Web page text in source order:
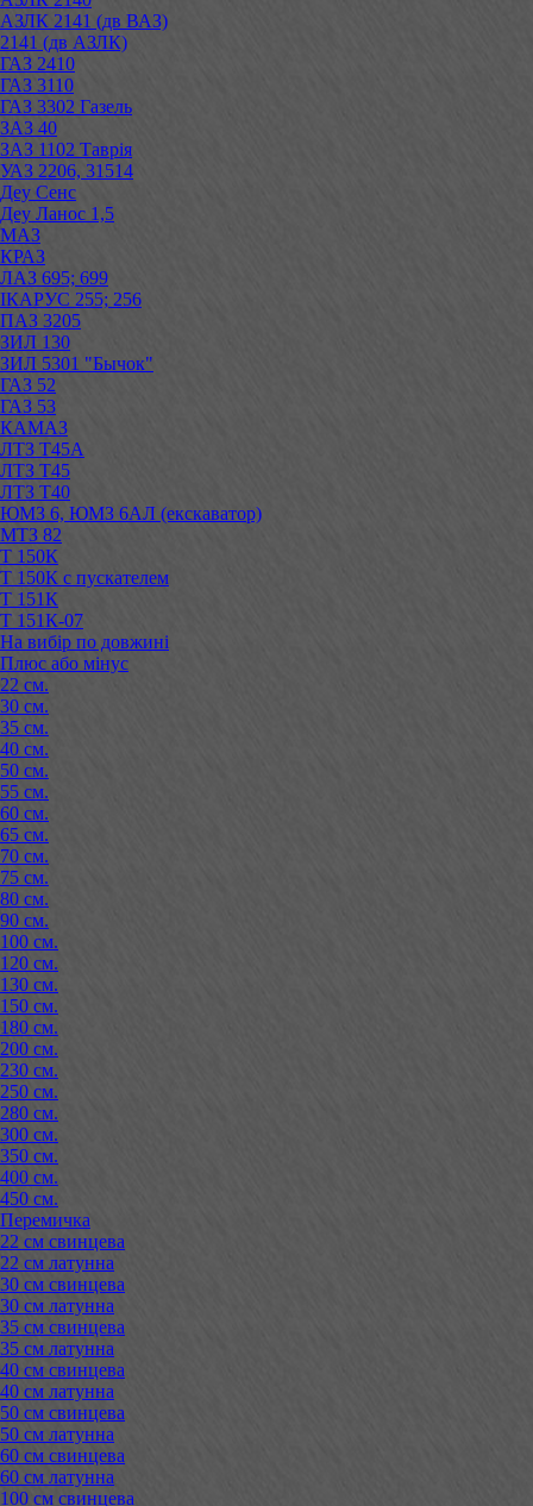
АЗЛК 2141 (дв ВАЗ)
2141 (дв АЗЛК)
ГАЗ 2410
ГАЗ 3110
ГАЗ 3302 Газель
ЗАЗ 40
ЗАЗ 1102 Таврія
УАЗ 2206, 31514
Деу Сенс
Деу Ланос 1,5
МАЗ
КРАЗ
ЛАЗ 695; 699
ІКАРУС 255; 256
ПАЗ 3205
ЗИЛ 130
ЗИЛ 5301 "Бычок"
ГАЗ 52
ГАЗ 53
КАМАЗ
ЛТЗ Т45А
ЛТЗ Т45
ЛТЗ Т40
ЮМЗ 6, ЮМЗ 6АЛ (екскаватор)
МТЗ 82
Т 150К
Т 150К с пускателем
Т 151К
Т 151К-07
На вибір по довжині
Плюс або мінус
22 см.
30 см.
35 см.
40 см.
50 см.
55 см.
60 см.
65 см.
70 см.
75 см.
80 см.
90 см.
100 см.
120 см.
130 см.
150 см.
180 см.
200 см.
230 см.
250 см.
280 см.
300 см.
350 см.
400 см.
450 см.
Перемичка
22 см свинцева
22 см латунна
30 см свинцева
30 см латунна
35 см свинцева
35 см латунна
40 см свинцева
40 см латунна
50 см свинцева
50 см латунна
60 см свинцева
60 см латунна
100 см свинцева